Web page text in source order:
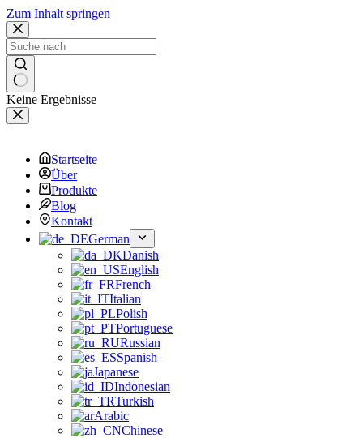
Zum Inhalt springen
Keine Ergebnisse
Startseite
Über
Produkte
Blog
Kontakt
German
Danish
English
French
Italian
Polish
Portuguese
Russian
Spanish
Japanese
Indonesian
Turkish
Arabic
Chinese